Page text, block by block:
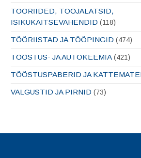
TÖÖRIIDED, TÖÖJALATSID,
ISIKUKAITSEVAHENDID (118)
TÖÖRIISTAD JA TÖÖPINGID (474)
TÖÖSTUS- JA AUTOKEEMIA (421)
TÖÖSTUSPABERID JA
VALGUSTID JA PIRNID (73)